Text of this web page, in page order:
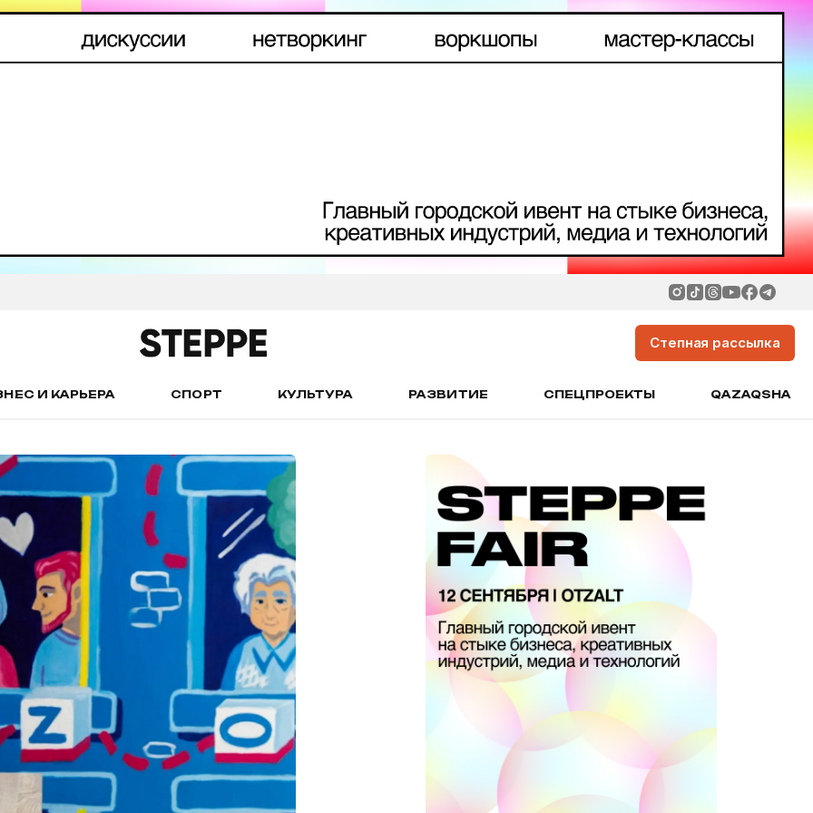
Степная рассылка
И КАРЬЕРА СПОРТ КУЛЬТУРА РАЗВИТИЕ СПЕЦПРОЕКТЫ QAZAQSHA